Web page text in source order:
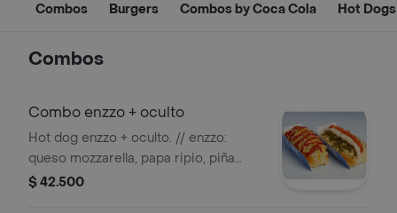
Combos Burgers Combos by Coca Cola Hot Dogs
Combos
Combo enzzo + oculto
Hot dog enzzo + oculto. // enzzo:
queso mozzarella, papa ripio, piña
caramelizada, salsa de tomate y
$ 42.500